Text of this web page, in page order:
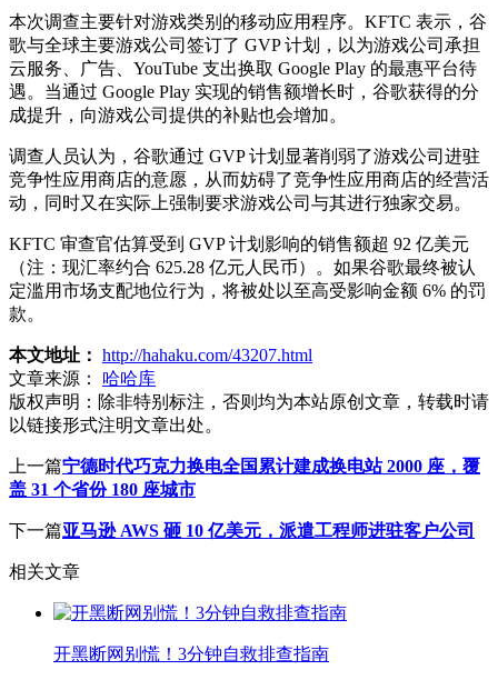
本次调查主要针对游戏类别的移动应用程序。KFTC 表示，谷
歌与全球主要游戏公司签订了 GVP 计划，以为游戏公司承担
云服务、广告、YouTube 支出换取 Google Play 的最惠平台待
遇。当通过 Google Play 实现的销售额增长时，谷歌获得的分
成提升，向游戏公司提供的补贴也会增加。
调查人员认为，谷歌通过 GVP 计划显著削弱了游戏公司进驻
竞争性应用商店的意愿，从而妨碍了竞争性应用商店的经营活
动，同时又在实际上强制要求游戏公司与其进行独家交易。
KFTC 审查官估算受到 GVP 计划影响的销售额超 92 亿美元
（注：现汇率约合 625.28 亿元人民币）。如果谷歌最终被认
定滥用市场支配地位行为，将被处以至高受影响金额 6% 的罚
款。
本文地址： http://hahaku.com/43207.html
文章来源：
哈哈库
版权声明： 除非特别标注，否则均为本站原创文章，转载时请
以链接形式注明文章出处。
上一篇宁德时代巧克力换电全国累计建成换电站 2000 座，覆
盖 31 个省份 180 座城市
下一篇亚马逊 AWS 砸 10 亿美元，派遣工程师进驻客户公司
相关文章
开黑断网别慌！3分钟自救排查指南